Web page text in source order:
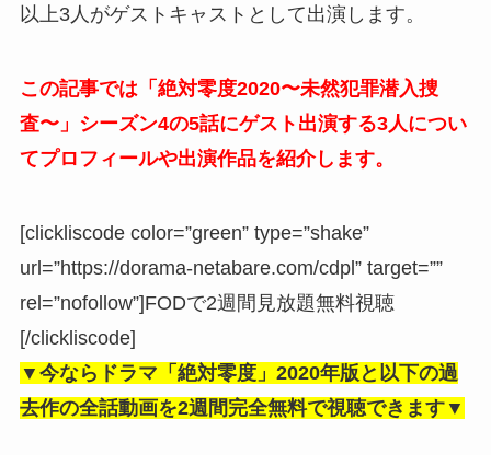
以上3人がゲストキャストとして出演します。
この記事では「絶対零度2020〜未然犯罪潜入捜
査〜」シーズン4の5話にゲスト出演する3人につい
てプロフィールや出演作品を紹介します。
[clickliscode color=”green” type=”shake”
url=”https://dorama-netabare.com/cdpl” target=””
rel=”nofollow”]FODで2週間見放題無料視聴
[/clickliscode]
▼今ならドラマ「絶対零度」2020年版と以下の過
去作の全話動画を2週間完全無料で視聴できます▼